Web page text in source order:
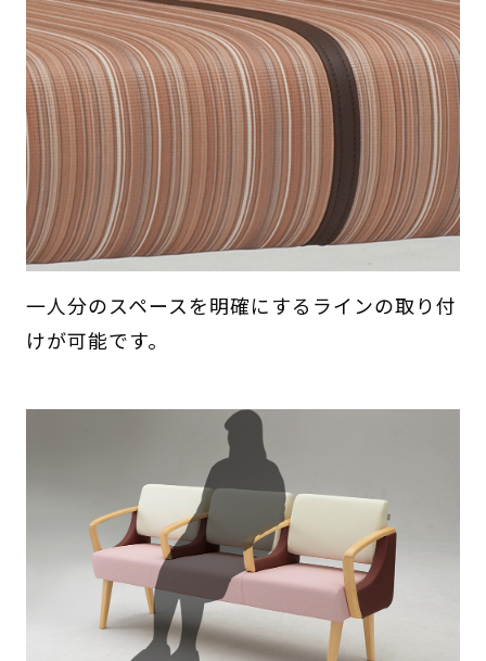
一人分のスペースを明確にするラインの取り付
けが可能です。